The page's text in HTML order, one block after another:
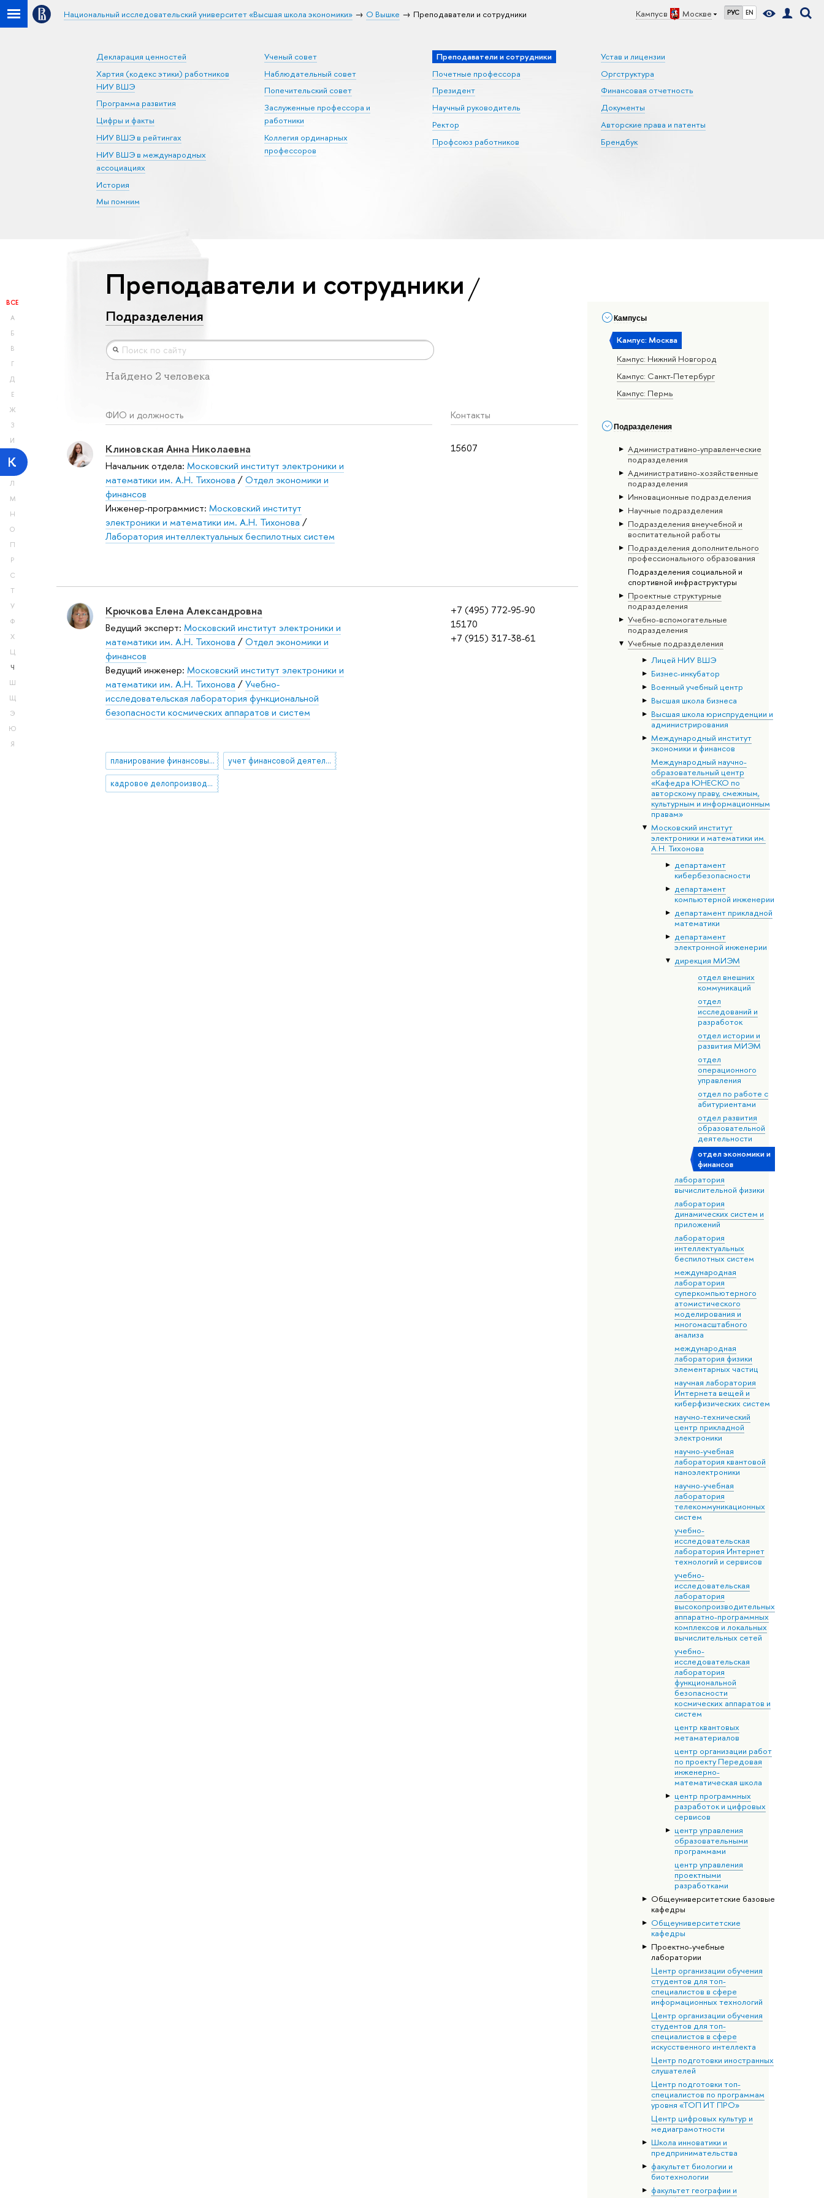
Кампус в Москве РУС EN
Национальный исследовательский университет «Высшая школа экономики» О Вышке Преподаватели и сотрудники
Декларация ценностей
Хартия (кодекс этики) работников
НИУ ВШЭ
Программа развития
Цифры и факты
НИУ ВШЭ в рейтингах
НИУ ВШЭ в международных
ассоциациях
История
Мы помним
Ученый совет
Наблюдательный совет
Попечительский совет
Заслуженные профессора и
работники
Коллегия ординарных
профессоров
Преподаватели и сотрудники
Почетные профессора
Президент
Научный руководитель
Ректор
Профсоюз работников
Устав и лицензии
Оргструктура
Финансовая отчетность
Документы
Авторские права и патенты
Брендбук
ВСЕ
А
Б
В
Г
Д
Е
Ж
З
И
К
Л
М
Н
О
П
Р
С
Т
У
Ф
Х
Ц
Ч
Ш
Щ
Э
Ю
Я
Кампусы
Кампус: Москва
Кампус: Нижний Новгород
Кампус: Санкт-Петербург
Кампус: Пермь
Подразделения
Административно-управленческие
подразделения
Административно-хозяйственные
подразделения
Инновационные подразделения
Научные подразделения
Подразделения внеучебной и
воспитательной работы
Подразделения дополнительного
профессионального образования
Подразделения социальной и
спортивной инфраструктуры
Проектные структурные
подразделения
Учебно-вспомогательные
подразделения
Учебные подразделения
Лицей НИУ ВШЭ
Бизнес-инкубатор
Военный учебный центр
Высшая школа бизнеса
Высшая школа юриспруденции и
администрирования
Международный институт
экономики и финансов
Международный научно-
образовательный центр
«Кафедра ЮНЕСКО по
авторскому праву, смежным,
культурным и информационным
правам»
Московский институт
электроники и математики им.
А.Н. Тихонова
департамент
кибербезопасности
департамент
компьютерной инженерии
департамент прикладной
математики
департамент
электронной инженерии
дирекция МИЭМ
отдел внешних
коммуникаций
отдел
исследований и
разработок
отдел истории и
развития МИЭМ
отдел
операционного
управления
отдел по работе с
абитуриентами
отдел развития
образовательной
деятельности
отдел экономики и
финансов
лаборатория
вычислительной физики
лаборатория
динамических систем и
приложений
лаборатория
интеллектуальных
беспилотных систем
международная
лаборатория
суперкомпьютерного
атомистического
моделирования и
многомасштабного
анализа
международная
лаборатория физики
элементарных частиц
научная лаборатория
Интернета вещей и
киберфизических систем
научно-технический
центр прикладной
электроники
научно-учебная
лаборатория квантовой
наноэлектроники
научно-учебная
лаборатория
телекоммуникационных
систем
учебно-
исследовательская
лаборатория Интернет
технологий и сервисов
учебно-
исследовательская
лаборатория
высокопроизводительных
аппаратно-программных
комплексов и локальных
вычислительных сетей
учебно-
исследовательская
лаборатория
функциональной
безопасности
космических аппаратов и
систем
центр квантовых
метаматериалов
центр организации работ
по проекту Передовая
инженерно-
математическая школа
центр программных
разработок и цифровых
сервисов
центр управления
образовательными
программами
центр управления
проектными
разработками
Общеуниверситетские базовые
кафедры
Общеуниверситетские
кафедры
Проектно-учебные
лаборатории
Центр организации обучения
студентов для топ-
специалистов в сфере
информационных технологий
Центр организации обучения
студентов для топ-
специалистов в сфере
искусственного интеллекта
Центр подготовки иностранных
слушателей
Центр подготовки топ-
специалистов по программам
уровня «ТОП ИТ ПРО»
Центр цифровых культур и
медиаграмотности
Школа инноватики и
предпринимательства
факультет биологии и
биотехнологии
факультет географии и
Преподаватели и сотрудники
Подразделения
Найдено 2 человека
ФИО и должность Контакты
15607
Клиновская Анна Николаевна
Начальник отдела: Московский институт электроники и
математики им. А.Н. Тихонова /Отдел экономики и
финансов
Инженер-программист: Московский институт
электроники и математики им. А.Н. Тихонова /
Лаборатория интеллектуальных беспилотных систем
+7 (495) 772-95-90
15170
+7 (915) 317-38-61
Крючкова Елена Александровна
Ведущий эксперт: Московский институт электроники и
математики им. А.Н. Тихонова /Отдел экономики и
финансов
Ведущий инженер: Московский институт электроники и
математики им. А.Н. Тихонова /Учебно-
исследовательская лаборатория функциональной
безопасности космических аппаратов и систем
планирование финансовых потоков учет финансовой деятельности
кадровое делопроизводство